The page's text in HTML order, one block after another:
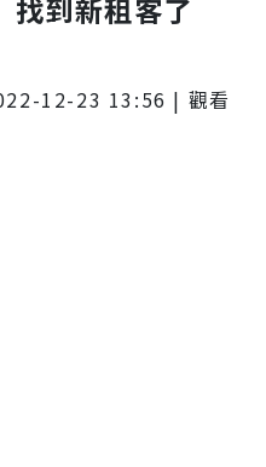
到新租客了
12-23 13:56 | 觀看